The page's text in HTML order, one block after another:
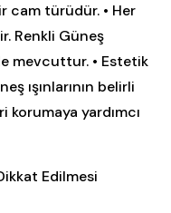
cam türüdür. • Her
Renkli Güneş
mevcuttur. • Estetik
ışınlarının belirli
korumaya yardımcı
Edilmesi